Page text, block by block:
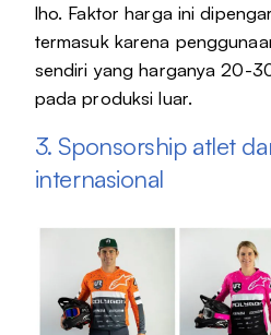
lho. Faktor harga ini
termasuk karena
sendiri yang harganya 20-
pada produksi luar.
3. Sponsorship atlet
internasional